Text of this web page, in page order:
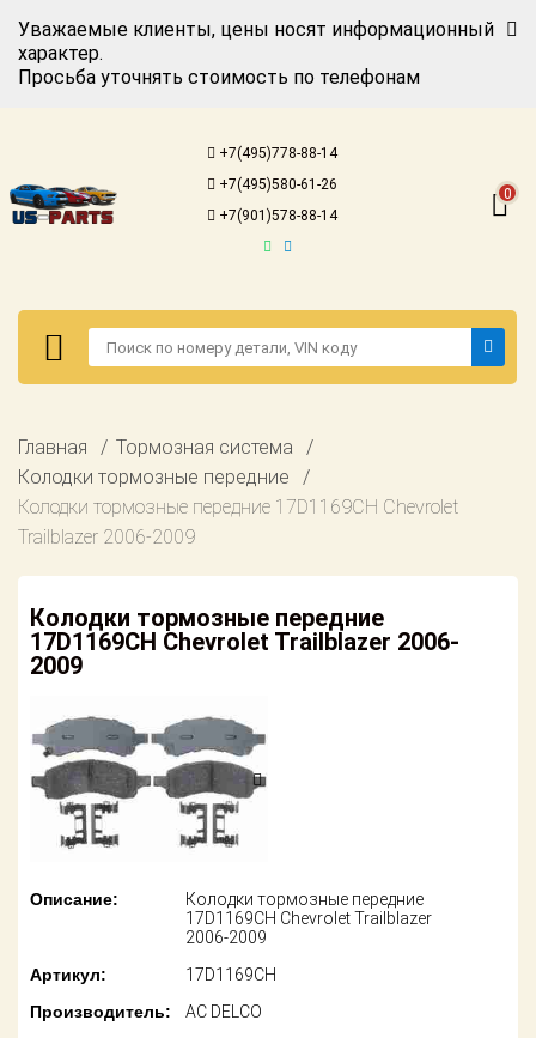
Уважаемые клиенты, цены носят информационный
характер.
Просьба уточнять стоимость по телефонам
+7(495)778-88-14
+7(495)580-61-26
+7(901)578-88-14
0
Авторизация
американских
автомобилей
запросу
техобслуживание
Доставка
Оплата
Возврат
Поставщикам
Партнерство и
сотрудничество
Акции
Новости
заказ
Регистрация
Каталог для
американских
Онлайн каталоги
- любые
запчасти
Подбор по
запросу
Детали для ТО
Ремонт и
Оплата
Возврат
Главная
Тормозная система
Колодки тормозные передние
Колодки тормозные передние 17D1169CH Chevrolet
Trailblazer 2006-2009
Колодки тормозные передние
17D1169CH Chevrolet Trailblazer 2006-
2009
Описание:
Колодки тормозные передние
17D1169CH Chevrolet Trailblazer
2006-2009
Артикул:
17D1169CH
Производитель:
AC DELCO